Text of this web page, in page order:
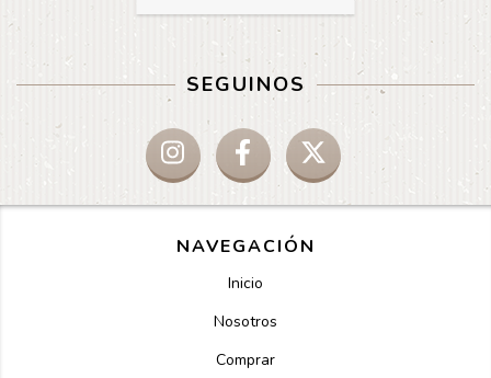
SEGUINOS
NAVEGACIÓN
Inicio
Nosotros
Comprar